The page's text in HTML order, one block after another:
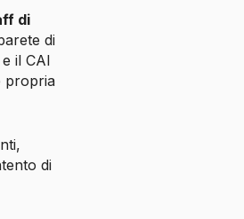
di
di
il CAI
propria
di